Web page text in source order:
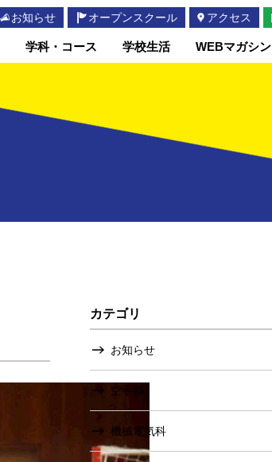
学科・コース 学校生活 WEBマガシン
お知らせ オープンスクール アクセス
カテゴリ
お知らせ
空手部
機械電気科